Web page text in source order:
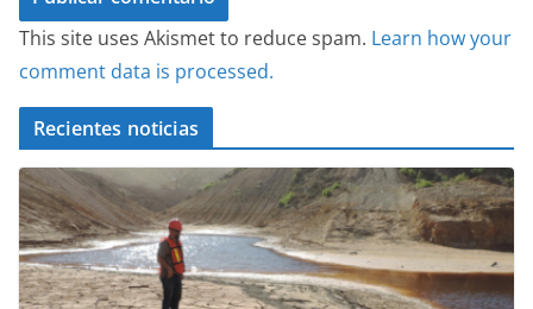
This site uses Akismet to reduce spam. Learn how your
comment data is processed.
Recientes noticias